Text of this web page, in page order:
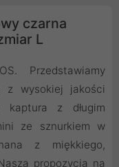
czarna
L
Przedstawiamy
z wysokiej jakości
kaptura z długim
ze sznurkiem w
z miękkiego,
propozycja na